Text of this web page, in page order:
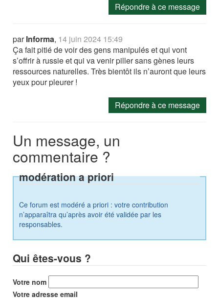
Répondre à ce message
parInforma, 14 juin 2024 15:49
Ça fait pitié de voir des gens manipulés et qui vont
s’offrir à russie et qui va venir piller sans gènes leurs
ressources naturelles. Très bientôt ils n’auront que leurs
yeux pour pleurer !
Répondre à ce message
Un message, un
commentaire ?
modération a priori
Ce forum est modéré a priori : votre contribution
n’apparaîtra qu’après avoir été validée par les
responsables.
Qui êtes-vous ?
Votre nom
Votre adresse email